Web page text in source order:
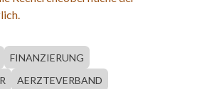
FINANZIERUNG
AERZTEVERBAND